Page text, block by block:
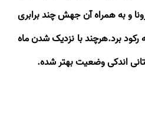
و به همراه آن جهش چند برابری
رکود برد.هرچند با نزدیک شدن ماه
اندکی وضعیت بهتر شده.